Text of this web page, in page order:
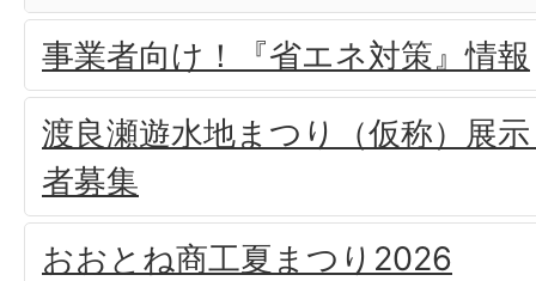
事業者向け！『省エネ対策』情報
渡良瀬遊水地まつり（仮称）展
者募集
おおとね商工夏まつり2026